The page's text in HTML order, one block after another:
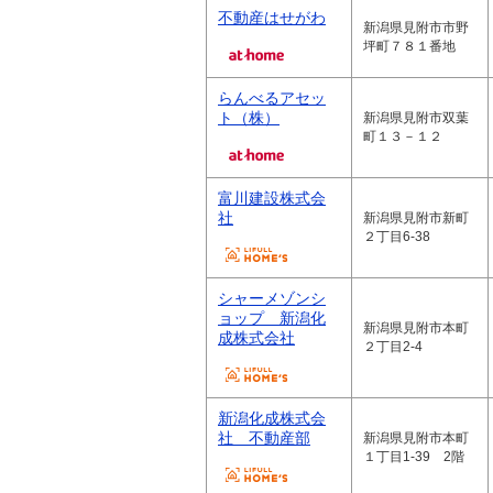
不動産はせがわ
新潟県見附市市野
坪町７８１番地
らんべるアセッ
ト（株）
新潟県見附市双葉
町１３－１２
富川建設株式会
社
新潟県見附市新町
２丁目6-38
シャーメゾンシ
ョップ 新潟化
成株式会社
新潟県見附市本町
２丁目2-4
新潟化成株式会
社 不動産部
新潟県見附市本町
１丁目1-39 2階